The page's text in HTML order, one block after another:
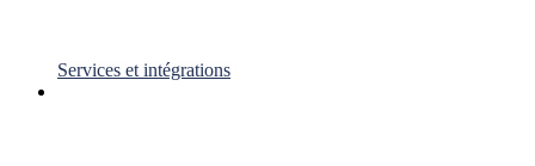
Services et intégrations